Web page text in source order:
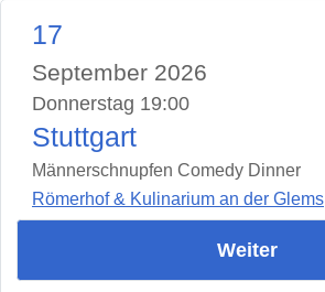
17
September 2026
Donnerstag 19:00
Stuttgart
Männerschnupfen Comedy Dinner
Römerhof & Kulinarium an der Glems
Weiter